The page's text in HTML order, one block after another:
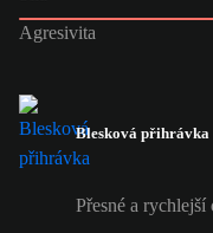
Agresivita
Blesková přihrávka
Přesné a